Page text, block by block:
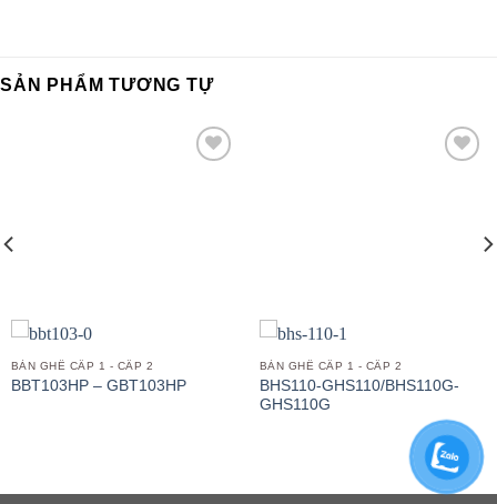
SẢN PHẨM TƯƠNG TỰ
BÀN GHẾ CẤP 1 - CẤP 2
BBT103HP – GBT103HP
BÀN GHẾ CẤP 1 - CẤP 2
BHS110-GHS110/BHS110G-
GHS110G